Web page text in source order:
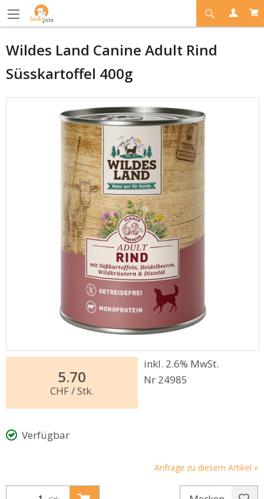
Wildes Land Canine Adult Rind
Süsskartoffel 400g
5.70
CHF/ Stk.
inkl. 2.6% MwSt.
Nr 24985
Verfügbar
Anfrage zu diesem Artikel »